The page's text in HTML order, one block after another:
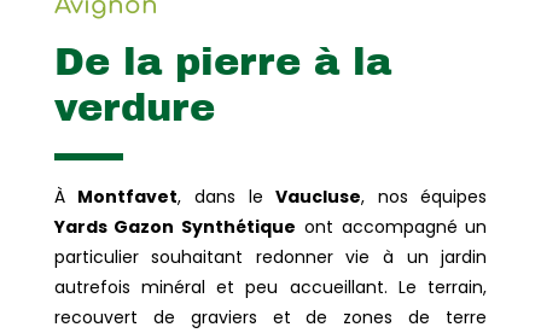
De la pierre à la
verdure
À Montfavet, dans leVaucluse, nos équipes
Yards Gazon Synthétique ont accompagné un
particulier souhaitant redonner vie à un jardin
autrefois minéral et peu accueillant. Le terrain,
recouvert de graviers et de zones de terre